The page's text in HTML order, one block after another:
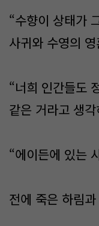
“수향이 상태가
사귀와 수영의
“너희 인간들도
같은 거라고 생
“에이든에 있는
전에 죽은 하림